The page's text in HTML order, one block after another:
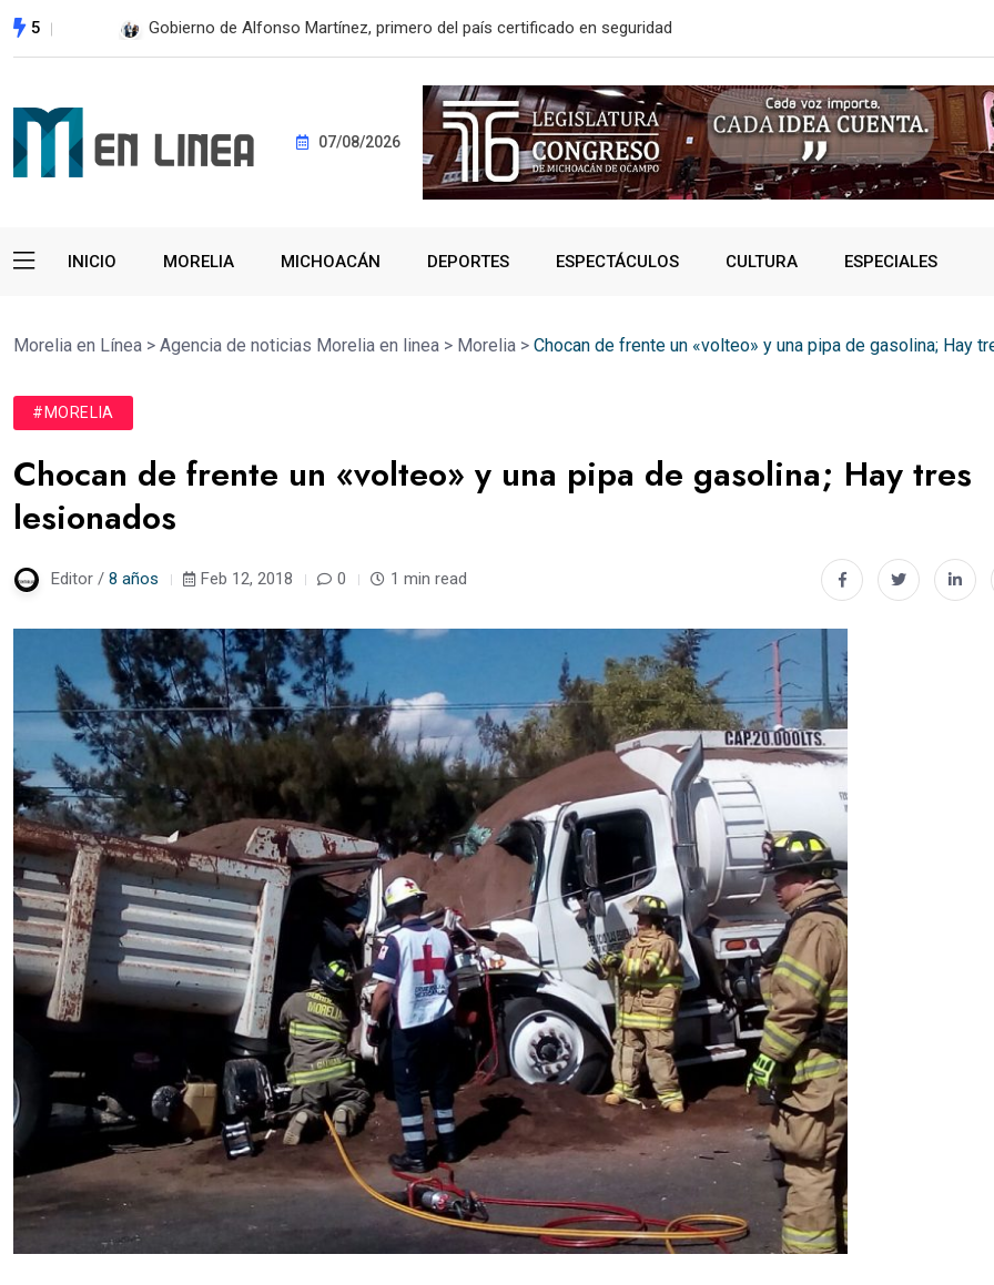
5 En 2do Año de Gobierno, Alfonso Martínez consolidó acceso a
07/08/2026
INICIO MORELIA MICHOACÁN DEPORTES ESPECTÁCULOS CULTURA ESPECIALES
Morelia en Línea > Agencia de noticias Morelia en linea > Morelia > Chocan de frente un «volteo» y una pipa de gasolina; Hay
#MORELIA
Chocan de frente un «volteo» y una pipa de gasolina; Hay tres
lesionados
Editor / 8 años Feb 12, 2018 0 1 min read